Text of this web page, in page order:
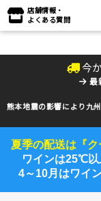
店舗情報・
よくある質問
今
最
熊本地震の影響により九
夏季の配送は『ク
ワインは25℃以
4～10月はワイ